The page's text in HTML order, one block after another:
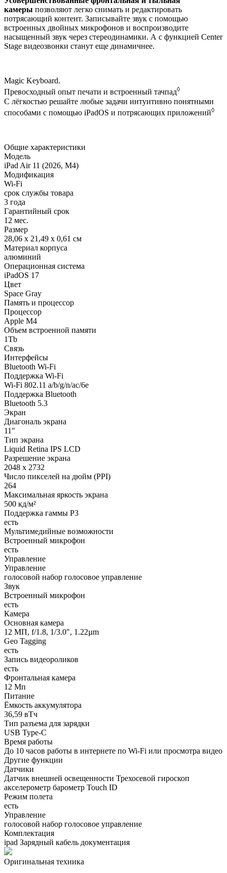
камеры позволяют легко снимать и редактировать
потрясающий контент. Записывайте звук с помощью
встроенных двойных микрофонов и воспроизводите
насыщенный звук через стереодинамики. А с функцией Center
Stage видеозвонки станут еще динамичнее.
Magic Keyboard.
Превосходный опыт печати и встроенный тачпад◊
С лёгкостью решайте любые задачи интуитивно понятными
способами с помощью iPadOS и потрясающих приложений◊
Общие характеристики
Модель
iPad Air 11 (2026, M4)
Модификация
Wi-Fi
срок службы товара
3 года
Гарантийный срок
12 мес.
Размер
28,06 x 21,49 x 0,61 см
Материал корпуса
алюминий
Операционная система
iPadOS 17
Цвет
Space Gray
Память и процессор
Процессор
Apple M4
Объем встроенной памяти
1Tb
Связь
Интерфейсы
Bluetooth Wi-Fi
Поддержка Wi-Fi
Wi-Fi 802.11 a/b/g/n/ac/6e
Поддержка Bluetooth
Bluetooth 5.3
Экран
Диагональ экрана
11"
Тип экрана
Liquid Retina IPS LCD
Разрешение экрана
2048 x 2732
Число пикселей на дюйм (PPI)
264
Максимальная яркость экрана
500 кд/м²
Поддержка гаммы P3
есть
Мультимедийные возможности
Встроенный микрофон
есть
Управление
Управление
голосовой набор голосовое управление
Звук
Встроенный микрофон
есть
Камера
Основная камера
12 МП, f/1.8, 1/3.0", 1.22µm
Geo Tagging
есть
Запись видеороликов
есть
Фронтальная камера
12 Мп
Питание
Ёмкость аккумулятора
36,59 вТч
Тип разъема для зарядки
USB Type-C
Время работы
До 10 часов работы в интернете по Wi‑Fi или просмотра видео
Другие функции
Датчики
Датчик внешней освещенности Трехосевой гироскоп
акселерометр барометр Touch ID
Режим полета
есть
Управление
голосовой набор голосовое управление
Комплектация
ipad Зарядный кабель документация
Оригинальная техника